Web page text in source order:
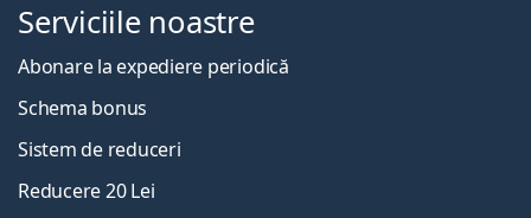
Serviciile noastre
Abonare la expediere periodică
Schema bonus
Sistem de reduceri
Reducere 20 Lei